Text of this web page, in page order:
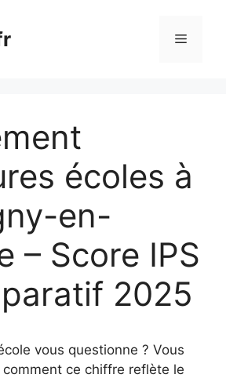
Menu
écoles à
en-
– Score IPS
2025
vous questionne ? Vous
ce chiffre reflète le